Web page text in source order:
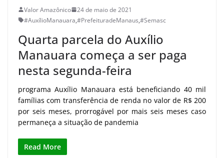
Valor Amazônico
24 de maio de 2021
#AuxílioManauara,#PrefeituradeManaus,#Semasc
Quarta parcela do Auxílio
Manauara começa a ser paga
nesta segunda-feira
programa Auxílio Manauara está beneficiando 40 mil
famílias com transferência de renda no valor de R$ 200
por seis meses, prorrogável por mais seis meses caso
permaneça a situação de pandemia
Read More